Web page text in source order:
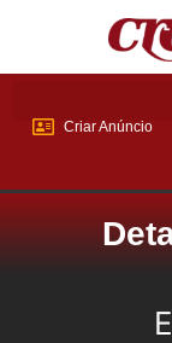
Criar Anúncio